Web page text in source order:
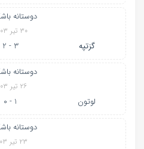
دوستانه
۳۰ تیر ۱۴۰۳
گزتپه 3 - 2
دوستانه
۲۶ تیر ۱۴۰۳
لوتون 1 - 0
دوستانه
۲۳ تیر ۱۴۰۳